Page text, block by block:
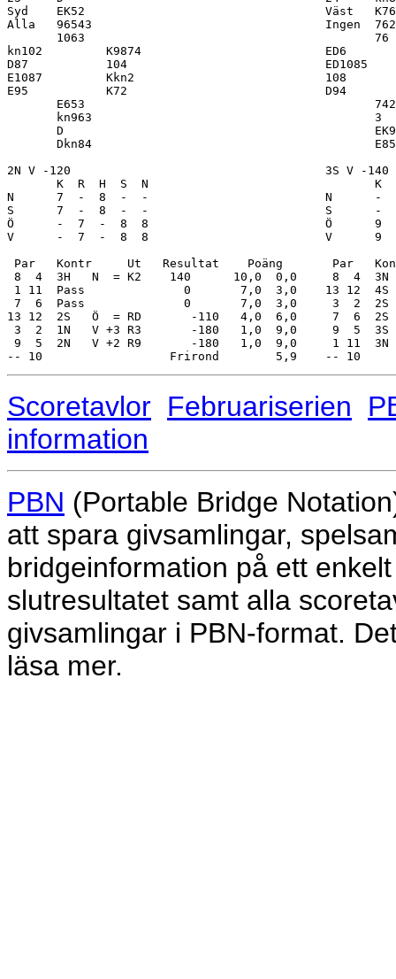
Scoretavlor Februariserien
information
PBN (Portable Bridge
att spara givsamlingar,
bridgeinformation på ett
slutresultatet samt alla
givsamlingar i PBN-format.
läsa mer.